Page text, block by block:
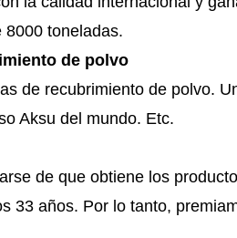
8000 toneladas.
de polvo
de recubrimiento de polvo.
Aksu del mundo. Etc.
de que obtiene los
33 años. Por lo tanto,